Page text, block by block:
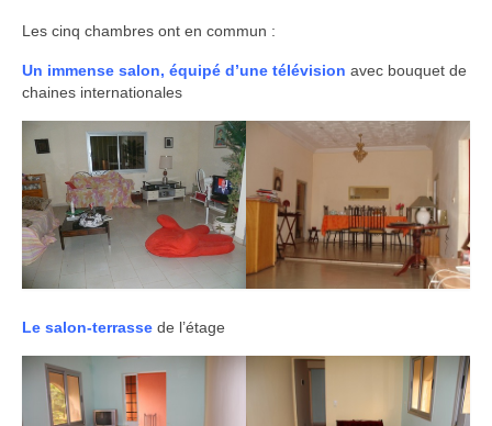
Contact
Les cinq chambres ont en commun :
Un immense salon, équipé d’une télévision avec bouquet de
chaines internationales
Le salon-terrasse de l’étage